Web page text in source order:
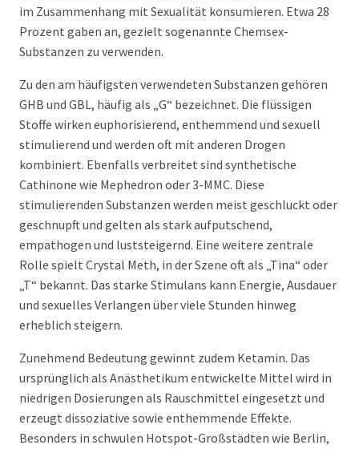
im Zusammenhang mit Sexualität konsumieren. Etwa 28
Prozent gaben an, gezielt sogenannte Chemsex-
Substanzen zu verwenden.
Zu den am häufigsten verwendeten Substanzen gehören
GHB und GBL, häufig als „G“ bezeichnet. Die flüssigen
Stoffe wirken euphorisierend, enthemmend und sexuell
stimulierend und werden oft mit anderen Drogen
kombiniert. Ebenfalls verbreitet sind synthetische
Cathinone wie Mephedron oder 3-MMC. Diese
stimulierenden Substanzen werden meist geschluckt oder
geschnupft und gelten als stark aufputschend,
empathogen und luststeigernd. Eine weitere zentrale
Rolle spielt Crystal Meth, in der Szene oft als „Tina“ oder
„T“ bekannt. Das starke Stimulans kann Energie, Ausdauer
und sexuelles Verlangen über viele Stunden hinweg
erheblich steigern.
Zunehmend Bedeutung gewinnt zudem Ketamin. Das
ursprünglich als Anästhetikum entwickelte Mittel wird in
niedrigen Dosierungen als Rauschmittel eingesetzt und
erzeugt dissoziative sowie enthemmende Effekte.
Besonders in schwulen Hotspot-Großstädten wie Berlin,